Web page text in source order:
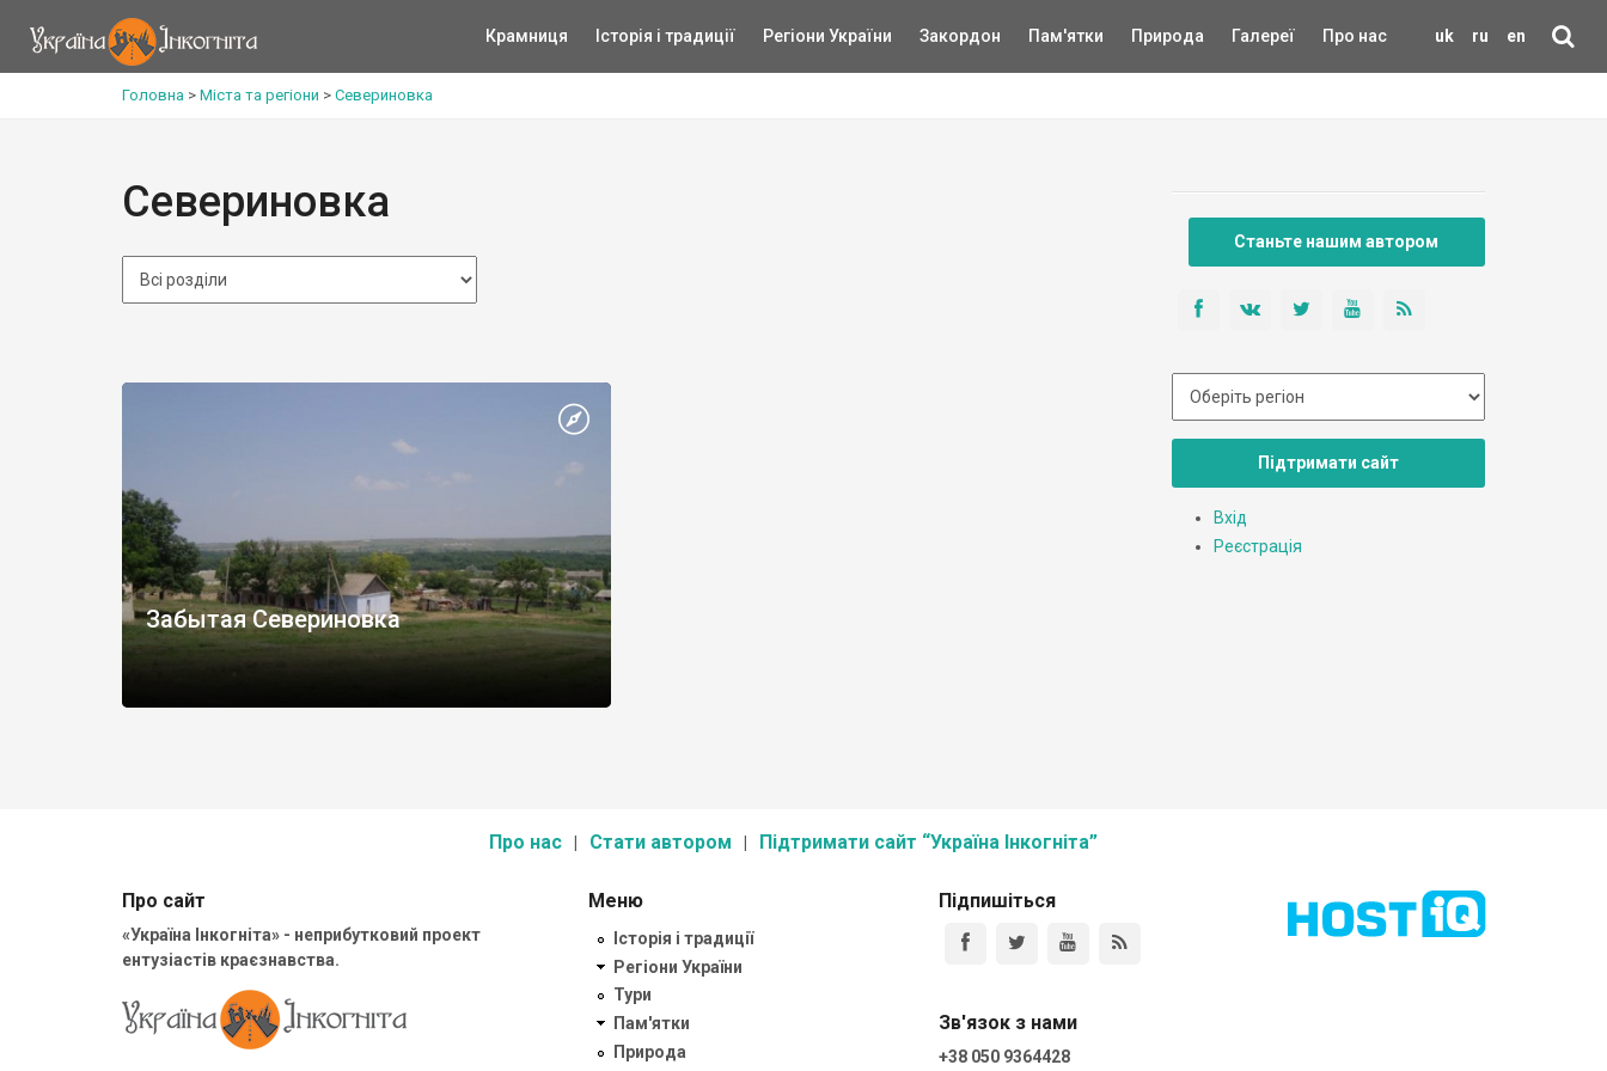
uk ru en
Крамниця Історія і традиції Регіони України Закордон Пам'ятки Природа Галереї Про нас
Головна > Міста та регіони > Севериновка
Севериновка
Забытая Севериновка
Станьте нашим автором
Підтримати сайт
Вхід
Реєстрація
Про нас Стати автором Підтримати сайт “Україна Інкогніта”
Про сайт
«Україна Інкогніта» - неприбутковий проект
ентузіастів краєзнавства.
Меню
Історія і традиції
Регіони України
Тури
Пам'ятки
Природа
Підпишіться
Зв'язок з нами
+38 050 9364428